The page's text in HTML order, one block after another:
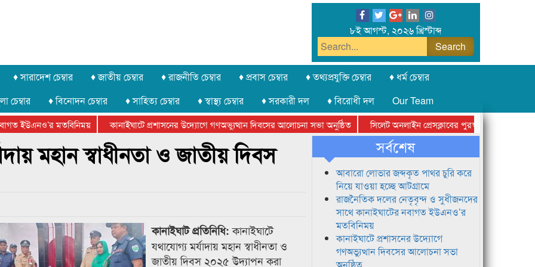
৮ই আগস্ট, ২০২৬ খ্রিস্টাব্দ
♦ সারাদেশ চেম্বার ♦ জাতীয় চেম্বার ♦ রাজনীতি চেম্বার ♦ প্রবাস চেম্বার ♦ তথ্যপ্রযুক্তি চেম্বার
♦ ধর্ম চেম্বার
চেম্বার ♦ বিনোদন চেম্বার ♦ সাহিত্য চেম্বার ♦ স্বাস্থ্য চেম্বার ♦ সরকারী দল ♦ বিরোধী দল
Our Team
ইউএনও’র মতবিনিময় কানাইঘাটে প্রশাসনের উদ্যোগে গণঅভ্যুত্থান দিবসের আলোচনা সভা অনুষ্ঠিত
সিলেট অনলাইন প্রেসক্লাবের পুরস্কার বিতরণ ও নতুন
সম্পন্ন
আবারো লোভার জব্দকৃত পাথর চুরি করে নিয়ে যাওয়া হচ্ছে আটগ্রামে
মহান স্বাধীনতা ও জাতীয় দিবস
কানাইঘাট প্রতিনিধি:কানাইঘাটে
যথাযোগ্য মর্যাদায় মহান স্বাধীনতা ও
জাতীয় দিবস ২০২৫ উদ্যাপন করা
সর্বশেষ
আবারো লোভার জব্দকৃত পাথর চুরি করে
নিয়ে যাওয়া হচ্ছে আটগ্রামে
রাজনৈতিক দলের নেতৃবৃন্দ ও সুধীজনদের
সাথে কানাইঘাটের নবাগত ইউএনও’র
মতবিনিময়
কানাইঘাটে প্রশাসনের উদ্যোগে
গণঅভ্যুত্থান দিবসের আলোচনা সভা